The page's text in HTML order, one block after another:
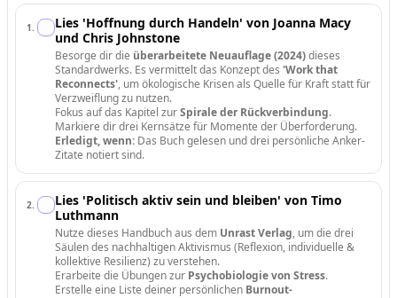
1 .
Lies 'Hoffnung durch Handeln' von Joanna Macy
und Chris Johnstone
Besorge dir die überarbeitete Neuauflage (2024)dieses
Standardwerks. Es vermittelt das Konzept des 'Work that
Reconnects', um ökologische Krisen als Quelle für Kraft statt für
Verzweiflung zu nutzen.
Fokus auf das Kapitel zurSpirale der Rückverbindung.
Markiere dir drei Kernsätze für Momente der Überforderung.
Erledigt, wenn: Das Buch gelesen und drei persönliche Anker-
Zitate notiert sind.
2.
Lies 'Politisch aktiv sein und bleiben' von Timo
Luthmann
Nutze dieses Handbuch aus dem Unrast Verlag, um die drei
Säulen des nachhaltigen Aktivismus (Reflexion, individuelle &
kollektive Resilienz) zu verstehen.
Erarbeite die Übungen zur Psychobiologie von Stress.
Erstelle eine Liste deiner persönlichen Burnout-